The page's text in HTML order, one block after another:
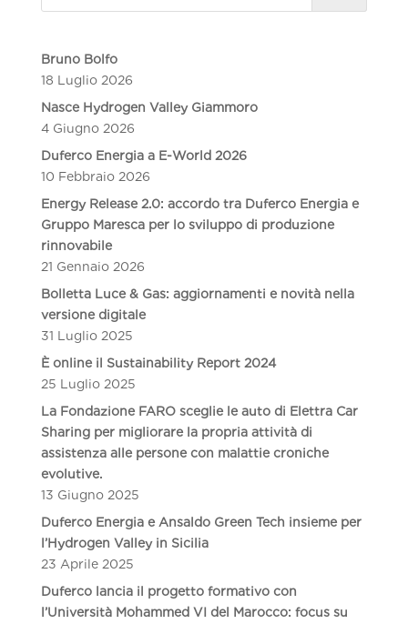
Bruno Bolfo
18 Luglio 2026
Nasce Hydrogen Valley Giammoro
4 Giugno 2026
Duferco Energia a E-World 2026
10 Febbraio 2026
Energy Release 2.0: accordo tra Duferco Energia e
Gruppo Maresca per lo sviluppo di produzione
rinnovabile
21 Gennaio 2026
Bolletta Luce & Gas: aggiornamenti e novità nella
versione digitale
31 Luglio 2025
È online il Sustainability Report 2024
25 Luglio 2025
La Fondazione FARO sceglie le auto di Elettra Car
Sharing per migliorare la propria attività di
assistenza alle persone con malattie croniche
evolutive.
13 Giugno 2025
Duferco Energia e Ansaldo Green Tech insieme per
l’Hydrogen Valley in Sicilia
23 Aprile 2025
Duferco lancia il progetto formativo con
l’Università Mohammed VI del Marocco: focus su